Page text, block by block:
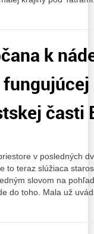
k
časti
v posledných
to teraz slúžiaca
slovom na
do toho. Mala už